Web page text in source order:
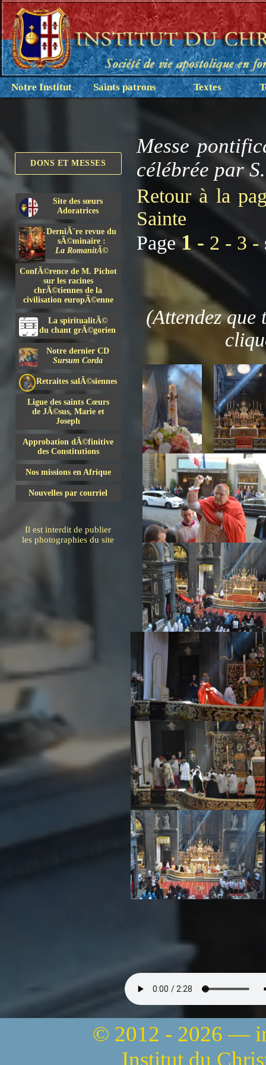
Notre Institut Saints patrons Textes
DONS ET MESSES
Site des sœurs
Adoratrices
DerniÃ¨re revue du
sÃ©minaire :
La RomanitÃ©
ConfÃ©rence de M. Pichot
sur les racines
chrÃ©tiennes de la
civilisation europÃ©enne
La spiritualitÃ©
du chant grÃ©gorien
Notre dernier CD
Sursum Corda
Retraites salÃ©siennes
Ligue des saints Cœurs
de JÃ©sus, Marie et
Joseph
Approbation dÃ©finitive
des Constitutions
Nos missions en Afrique
Nouvelles par courriel
Il est interdit de publier
les photographies du site
Messe
célébrée par
Retour à la
Sainte
Page1 - 2 - 3 -
(Attendez que
© 2012 - 2026 —
Institut du